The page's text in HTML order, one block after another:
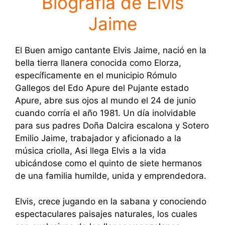
Jaime
El Buen amigo cantante Elvis Jaime, nació en la
bella tierra llanera conocida como Elorza,
específicamente en el municipio Rómulo
Gallegos del Edo Apure del Pujante estado
Apure, abre sus ojos al mundo el 24 de junio
cuando corría el año 1981. Un día inolvidable
para sus padres Doña Dalcira escalona y Sotero
Emilio Jaime, trabajador y aficionado a la
música criolla, Asi llega Elvis a la vida
ubicándose como el quinto de siete hermanos
de una familia humilde, unida y emprendedora.
Elvis, crece jugando en la sabana y conociendo
espectaculares paisajes naturales, los cuales